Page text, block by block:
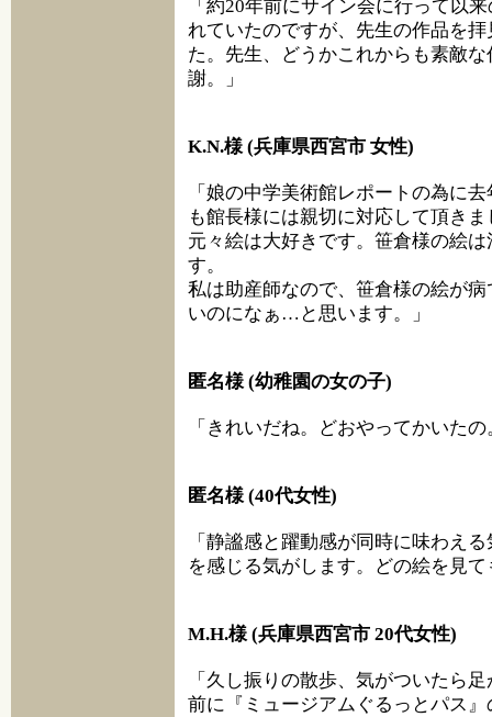
「約20年前にサイン会に行って以
れていたのですが、先生の作品を
た。先生、どうかこれからも素敵
謝。」
K.N.様 (兵庫県西宮市 女性)
「娘の中学美術館レポートの為に
も館長様には親切に対応して頂き
元々絵は大好きです。笹倉様の絵
す。
私は助産師なので、笹倉様の絵が
いのになぁ…と思います。」
匿名様 (幼稚園の女の子)
「きれいだね。どおやってかいたの
匿名様 (40代女性)
「静謐感と躍動感が同時に味わえ
を感じる気がします。どの絵を見
M.H.様 (兵庫県西宮市 20代女性)
「久し振りの散歩、気がついたら
前に『ミュージアムぐるっとパス